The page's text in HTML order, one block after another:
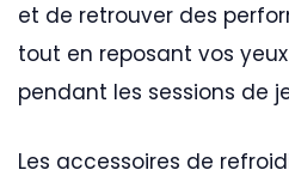
et de retrouver des
tout en reposant vos
pendant les sessions de
Les accessoires de